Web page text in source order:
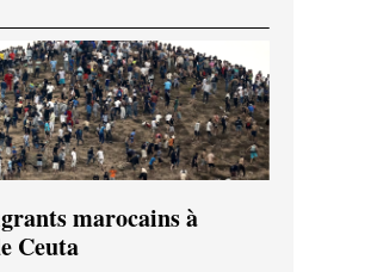
marocains à
Ceuta